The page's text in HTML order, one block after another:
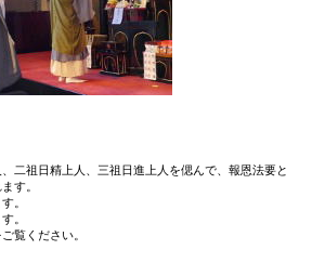
二祖日精上人、三祖日進上人を偲んで、報恩法要と
す。
。
。
覧ください。